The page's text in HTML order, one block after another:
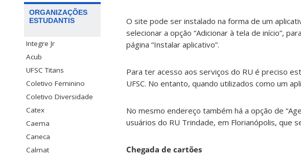
ORGANIZAÇÕES
ESTUDANTIS
Integre Jr
Acub
UFSC Titans
Coletivo Feminino
Coletivo Diversidade
Catex
Caema
Caneca
Calmat
O site pode ser instalado na forma de um
selecionar a opção “Adicionar à tela de início”,
página “Instalar aplicativo”.
Para ter acesso aos serviços do RU é preciso
UFSC. No entanto, quando utilizados como um
No mesmo endereço também há a opção de
usuários do RU Trindade, em Florianópolis, que
Chegada de cartões